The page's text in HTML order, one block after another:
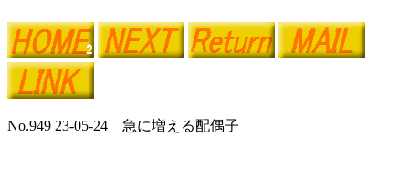
No.949 23-05-24 急に増える配偶子